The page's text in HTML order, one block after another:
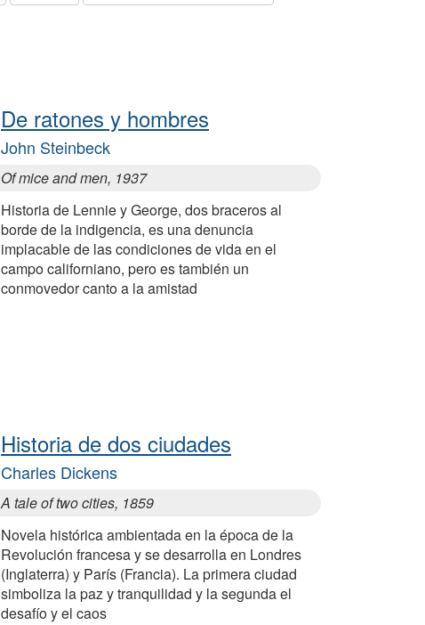
De ratones y hombres
John Steinbeck
Of mice and men, 1937
Historia de Lennie y George, dos braceros al
borde de la indigencia, es una denuncia
implacable de las condiciones de vida en el
campo californiano, pero es también un
conmovedor canto a la amistad
Historia de dos ciudades
Charles Dickens
A tale of two cities, 1859
Novela histórica ambientada en la época de la
Revolución francesa y se desarrolla en Londres
(Inglaterra) y París (Francia). La primera ciudad
simboliza la paz y tranquilidad y la segunda el
desafío y el caos